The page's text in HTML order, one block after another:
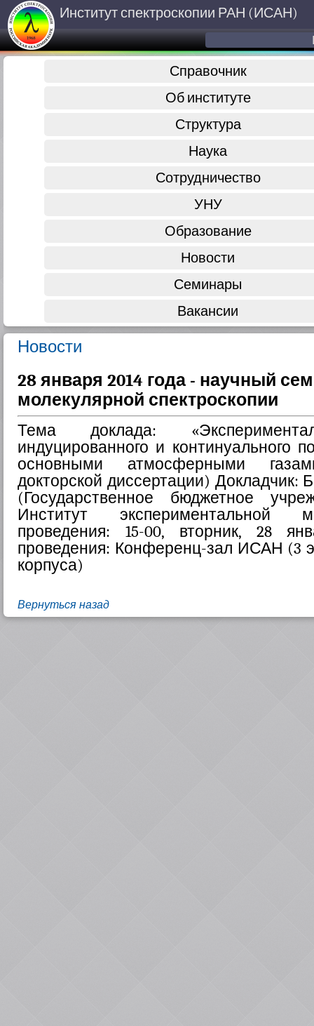
Институт спектроскопии РАН (ИСАН)
Справочник
Об институте
Структура
Наука
Сотрудничество
УНУ
Образование
Новости
Семинары
Вакансии
Новости
28 января 2014 года - научный
молекулярной спектроскопии
Тема доклада:
индуцированного и континуального
основными атмосферными
докторской диссертации)
(Государственное бюджетное
Институт экспериментальной
проведения: 15-00, вторник, 28
проведения: Конференц-зал ИСАН (3
корпуса)
Вернуться назад